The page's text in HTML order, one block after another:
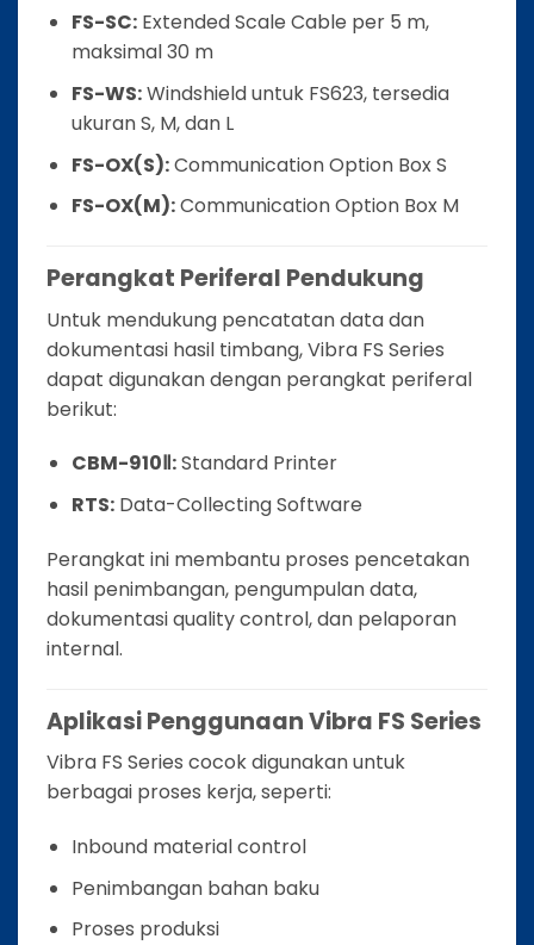
FS-SC:Extended Scale Cable per 5 m,
maksimal 30 m
FS-WS:Windshield untuk FS623, tersedia
ukuran S, M, dan L
FS-OX(S):Communication Option Box S
FS-OX(M):Communication Option Box M
Perangkat Periferal Pendukung
Untuk mendukung pencatatan data dan
dokumentasi hasil timbang, Vibra FS Series
dapat digunakan dengan perangkat periferal
berikut:
CBM-910Ⅱ:Standard Printer
RTS:Data-Collecting Software
Perangkat ini membantu proses pencetakan
hasil penimbangan, pengumpulan data,
dokumentasi quality control, dan pelaporan
internal.
Aplikasi Penggunaan Vibra FS Series
Vibra FS Series cocok digunakan untuk
berbagai proses kerja, seperti:
Inbound material control
Penimbangan bahan baku
Proses produksi